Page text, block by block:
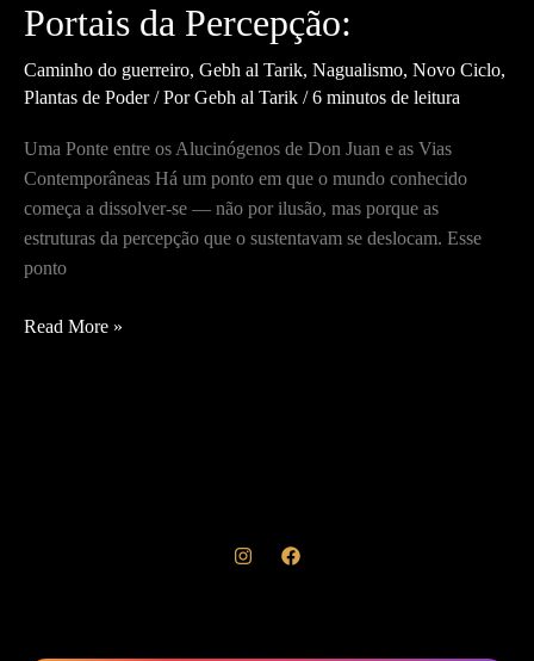
Portais da Percepção:
Caminho do guerreiro, Gebh al Tarik, Nagualismo, Novo Ciclo,
Plantas de Poder/ PorGebh al Tarik /6 minutos de leitura
Uma Ponte entre os Alucinógenos de Don Juan e as Vias
Contemporâneas Há um ponto em que o mundo conhecido
começa a dissolver-se — não por ilusão, mas porque as
estruturas da percepção que o sustentavam se deslocam. Esse
ponto
Portais
Read More »